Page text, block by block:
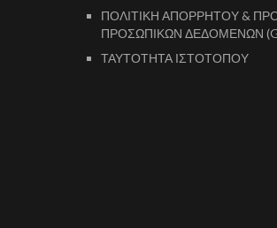
ΠΟΛΙΤΙΚΗ ΑΠΟΡΡΗΤΟΥ &
ΠΡΟΣΩΠΙΚΩΝ ΔΕΔΟΜΕΝΩΝ
ΤΑΥΤΟΤΗΤΑ ΙΣΤΟΤΟΠΟΥ